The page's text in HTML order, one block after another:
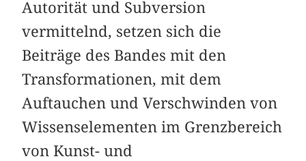
Autorität und Subversion
vermittelnd, setzen sich die
Beiträge des Bandes mit den
Transformationen, mit dem
Auftauchen und Verschwinden von
Wissenselementen im Grenzbereich
von Kunst- und